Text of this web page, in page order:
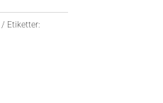
Etiketter: